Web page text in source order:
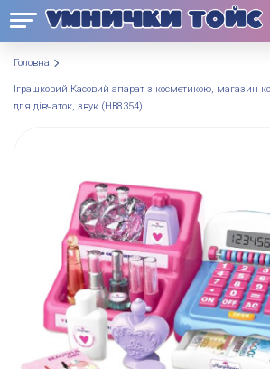
Головна
Іграшковий Касовий апарат з косметикою, магазин
для дівчаток, звук (HB8354)